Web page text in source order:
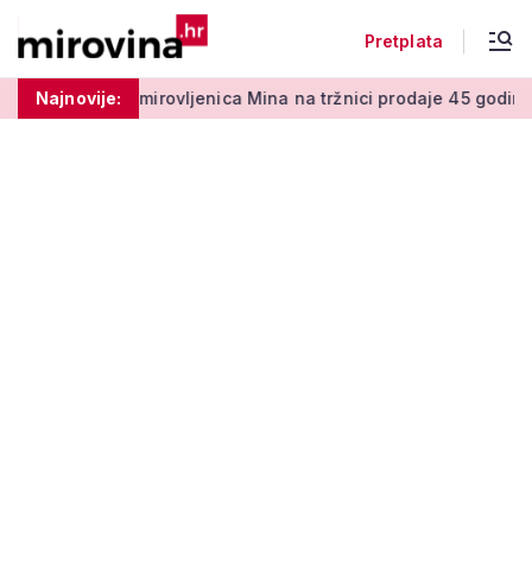
Pretplata
Najnovije:Umirovljenica Mina na tržnici prodaje 45 godina: